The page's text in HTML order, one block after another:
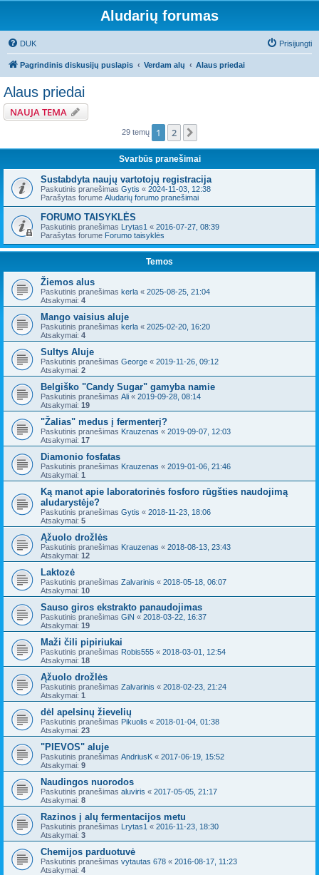
Aludarių forumas
DUK Prisijungti
Pagrindinis diskusijų puslapis Verdam alų Alaus priedai
Alaus priedai
NAUJA TEMA
29 temų 1 2
Svarbūs pranešimai
Sustabdyta naujų vartotojų registracija
Paskutinis pranešimas Gytis « 2024-11-03, 12:38
Parašytas forume Aludarių forumo pranešimai
FORUMO TAISYKLĖS
Paskutinis pranešimas Lrytas1 « 2016-07-27, 08:39
Parašytas forume Forumo taisyklės
Temos
Žiemos alus
Paskutinis pranešimas kerla « 2025-08-25, 21:04
Atsakymai: 4
Mango vaisius aluje
Paskutinis pranešimas kerla « 2025-02-20, 16:20
Atsakymai: 4
Sultys Aluje
Paskutinis pranešimas George « 2019-11-26, 09:12
Atsakymai: 2
Belgiško "Candy Sugar" gamyba namie
Paskutinis pranešimas Ali « 2019-09-28, 08:14
Atsakymai: 19
"Žalias" medus į fermenterį?
Paskutinis pranešimas Krauzenas « 2019-09-07, 12:03
Atsakymai: 17
Diamonio fosfatas
Paskutinis pranešimas Krauzenas « 2019-01-06, 21:46
Atsakymai: 1
Ką manot apie laboratorinės fosforo rūgšties naudojimą
aludarystėje?
Paskutinis pranešimas Gytis « 2018-11-23, 18:06
Atsakymai: 5
Ąžuolo drožlės
Paskutinis pranešimas Krauzenas « 2018-08-13, 23:43
Atsakymai: 12
Laktozė
Paskutinis pranešimas Zalvarinis « 2018-05-18, 06:07
Atsakymai: 10
Sauso giros ekstrakto panaudojimas
Paskutinis pranešimas GiN « 2018-03-22, 16:37
Atsakymai: 19
Maži čili pipiriukai
Paskutinis pranešimas Robis555 « 2018-03-01, 12:54
Atsakymai: 18
Ąžuolo drožlės
Paskutinis pranešimas Zalvarinis « 2018-02-23, 21:24
Atsakymai: 1
dėl apelsinų žievelių
Paskutinis pranešimas Pikuolis « 2018-01-04, 01:38
Atsakymai: 23
"PIEVOS" aluje
Paskutinis pranešimas AndriusK « 2017-06-19, 15:52
Atsakymai: 9
Naudingos nuorodos
Paskutinis pranešimas aluviris « 2017-05-05, 21:17
Atsakymai: 8
Razinos į alų fermentacijos metu
Paskutinis pranešimas Lrytas1 « 2016-11-23, 18:30
Atsakymai: 3
Chemijos parduotuvė
Paskutinis pranešimas vytautas 678 « 2016-08-17, 11:23
Atsakymai: 4